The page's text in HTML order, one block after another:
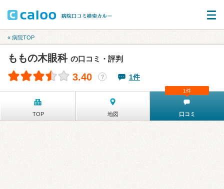
« 病院TOP
ももの木眼科 の口コミ・評判
3.40 ？ 1件
TOP 地図 口コミ
1件